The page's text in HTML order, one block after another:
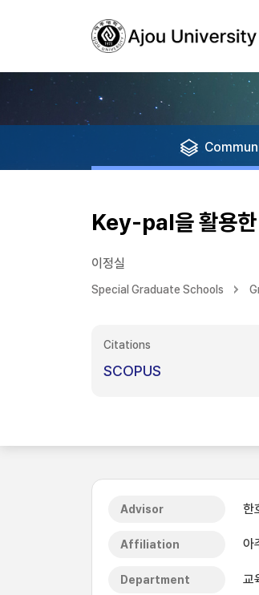
Key-pal을 활용한
이정실
Special Graduate Schools
Citations
SCOPUS
Advisor 한
Affiliation 아
Department 교